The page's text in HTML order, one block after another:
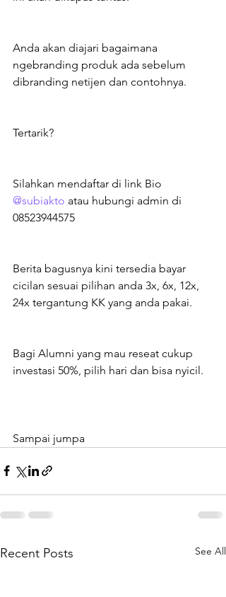
Anda akan diajari bagaimana
ngebranding produk ada sebelum
dibranding netijen dan contohnya.
Tertarik?
Silahkan mendaftar di link Bio
@subiakto atau hubungi admin di
08523944575
Berita bagusnya kini tersedia bayar
cicilan sesuai pilihan anda 3x, 6x, 12x,
24x tergantung KK yang anda pakai.
Bagi Alumni yang mau reseat cukup
investasi 50%, pilih hari dan bisa nyicil.
Sampai jumpa
Recent Posts See All